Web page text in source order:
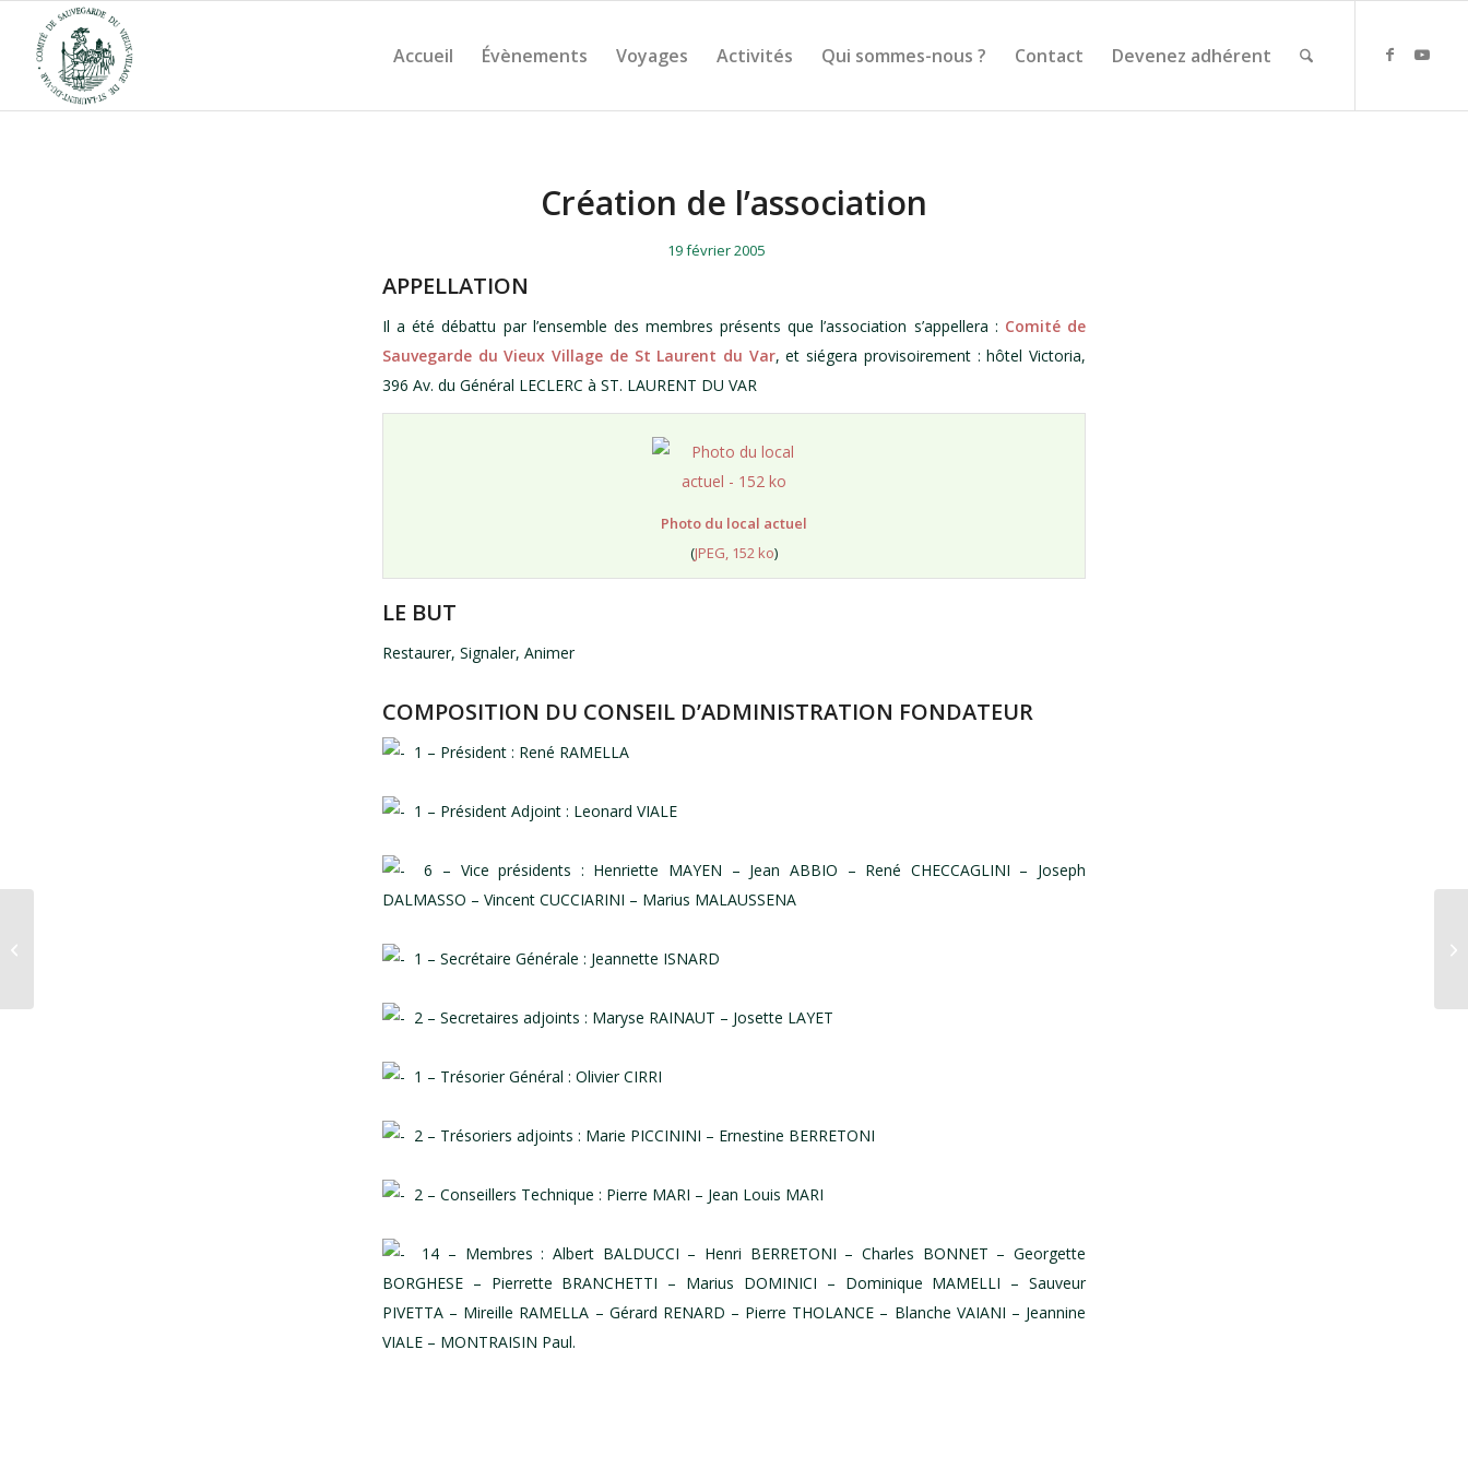
Accueil Évènements Voyages Activités Qui sommes-nous ? Contact Devenez adhérent
Création de l’association
19 février 2005
APPELLATION
Il a été débattu par l’ensemble des membres présents que l’association s’appellera : Comité de
Sauvegarde du Vieux Village de St Laurent du Var, et siégera provisoirement : hôtel Victoria,
396 Av. du Général LECLERC à ST. LAURENT DU VAR
Photo du local actuel
(JPEG, 152 ko)
LE BUT
Restaurer, Signaler, Animer
COMPOSITION DU CONSEIL D’ADMINISTRATION FONDATEUR
1 – Président : René RAMELLA
1 – Président Adjoint : Leonard VIALE
6 – Vice présidents : Henriette MAYEN – Jean ABBIO – René CHECCAGLINI – Joseph
DALMASSO – Vincent CUCCIARINI – Marius MALAUSSENA
1 – Secrétaire Générale : Jeannette ISNARD
2 – Secretaires adjoints : Maryse RAINAUT – Josette LAYET
1 – Trésorier Général : Olivier CIRRI
2 – Trésoriers adjoints : Marie PICCININI – Ernestine BERRETONI
2 – Conseillers Technique : Pierre MARI – Jean Louis MARI
14 – Membres : Albert BALDUCCI – Henri BERRETONI – Charles BONNET – Georgette
BORGHESE – Pierrette BRANCHETTI – Marius DOMINICI – Dominique MAMELLI – Sauveur
PIVETTA – Mireille RAMELLA – Gérard RENARD – Pierre THOLANCE – Blanche VAIANI – Jeannine
VIALE – MONTRAISIN Paul.